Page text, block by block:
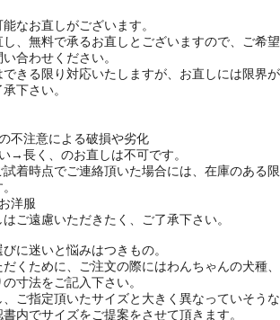
なお直しがございます。
、無料で承るお直しとございますので、ご希望
合わせください。
きる限り対応いたしますが、お直しには限界が
下さい。
不注意による破損や劣化
→長く、のお直しは不可です。
着時点でご連絡頂いた場合には、在庫のある限
洋服
はご遠慮いただきたく、ご了承下さい。
に迷いと悩みはつきもの。
くために、ご注文の際にはわんちゃんの犬種、
寸法をご記入下さい。
ご指定頂いたサイズと大きく異なっていそうな
内でサイズをご提案をさせて頂きます。